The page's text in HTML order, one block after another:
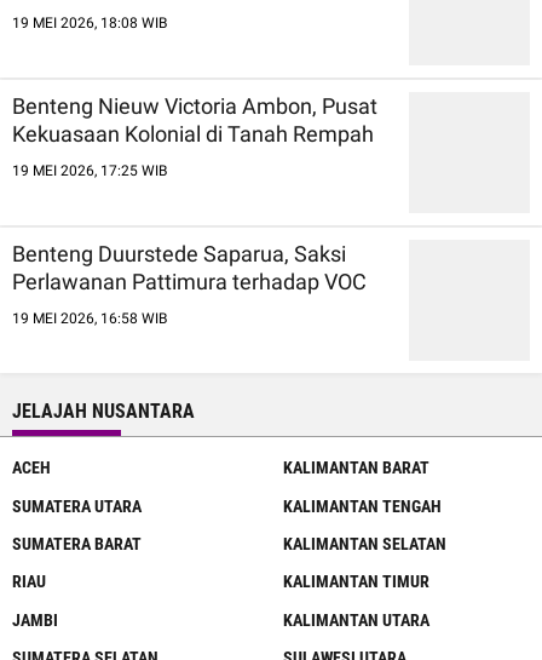
19 MEI 2026, 18:08 WIB
Benteng Nieuw Victoria Ambon, Pusat
Kekuasaan Kolonial di Tanah Rempah
19 MEI 2026, 17:25 WIB
Benteng Duurstede Saparua, Saksi
Perlawanan Pattimura terhadap VOC
19 MEI 2026, 16:58 WIB
JELAJAH NUSANTARA
ACEH
SUMATERA UTARA
SUMATERA BARAT
RIAU
JAMBI
KALIMANTAN BARAT
KALIMANTAN TENGAH
KALIMANTAN SELATAN
KALIMANTAN TIMUR
KALIMANTAN UTARA